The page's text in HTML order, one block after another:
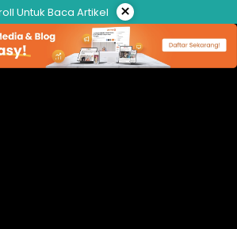
Untuk Baca Artikel ×